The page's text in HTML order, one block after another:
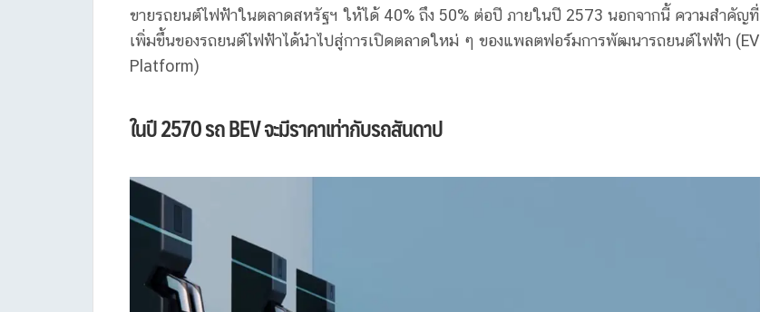
ขายรถยนต์ไฟฟ้าในตลาดสหรัฐฯ ให้ได้ 40% ถึง 50% ต่อปี ภายในปี 2573 นอกจากนี้ ความสำคัญที่
เพิ่มขึ้นของรถยนต์ไฟฟ้าได้นำไปสู่การเปิดตลาดใหม่ ๆ ของแพลตฟอร์มการพัฒนารถยนต์ไฟฟ้า (EV
Platform)
ในปี2570 รถ BEV จะมีราคาเท่ากับรถสันดาป